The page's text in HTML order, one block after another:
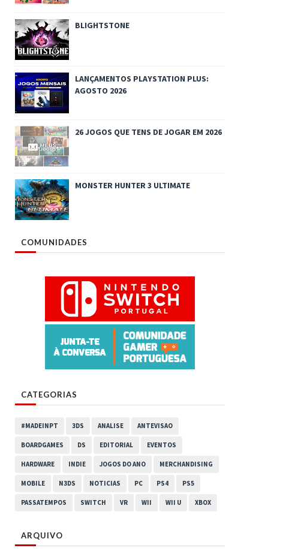
BLIGHTSTONE
LANÇAMENTOS PLAYSTATION PLUS:
AGOSTO 2026
26 JOGOS QUE TENS DE JOGAR EM 2026
MONSTER HUNTER 3 ULTIMATE
COMUNIDADES
CATEGORIAS
#MADEINPT 3DS ANALISE ANTEVISAO
BOARDGAMES DS EDITORIAL EVENTOS
HARDWARE INDIE JOGOS DO ANO MERCHANDISING
MOBILE N3DS NOTICIAS PC PS4 PS5
PASSATEMPOS SWITCH VR WII WII U XBOX
ARQUIVO